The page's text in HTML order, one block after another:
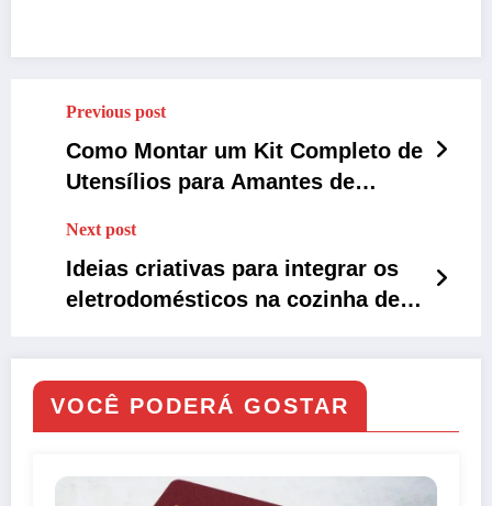
Previous post
Como Montar um Kit Completo de
Utensílios para Amantes de
Next post
Ideias criativas para integrar os
eletrodomésticos na cozinha de
VOCÊ PODERÁ GOSTAR